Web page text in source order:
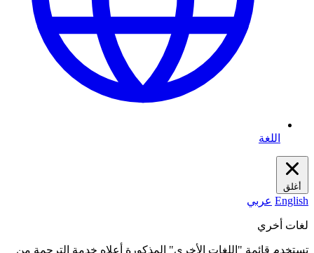
اللغة
أغلق
English عربي
لغات أخري
تستخدم قائمة "اللغات الأخرى" المذكورة أعلاه خدمة الترجمة من